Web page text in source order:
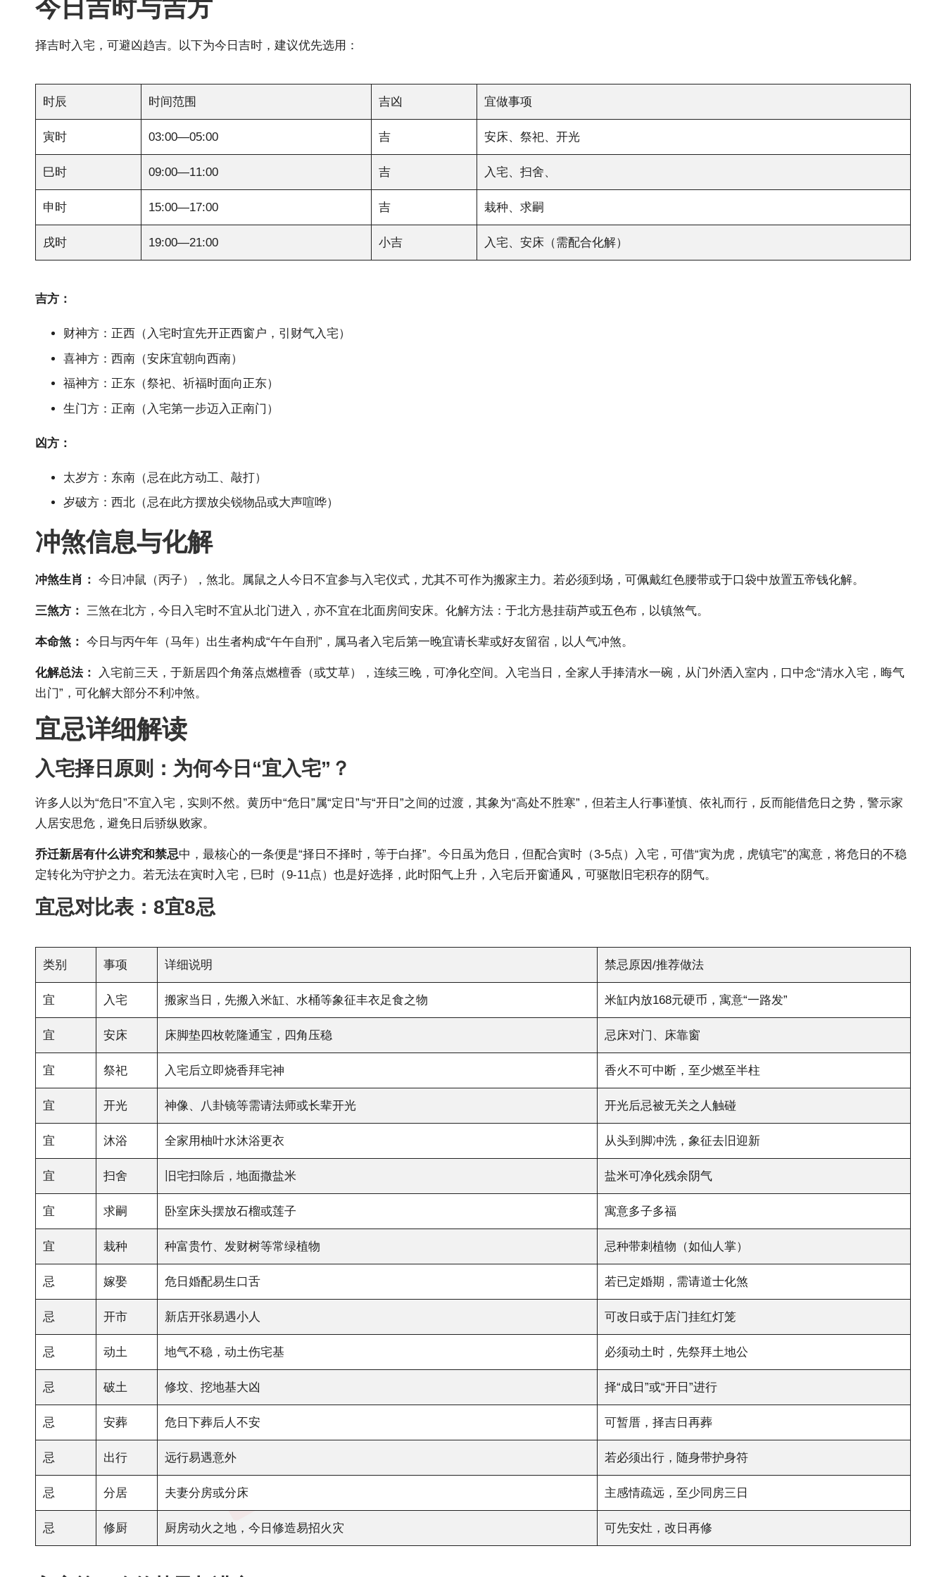
今日吉时与吉方
择吉时入宅，可避凶趋吉。以下为今日吉时，建议优先选用：
时辰 时间范围 吉凶 宜做事项
寅时 03:00—05:00 吉 安床、祭祀、开光
巳时 09:00—11:00 吉 入宅、扫舍、
申时 15:00—17:00 吉 栽种、求嗣
戌时 19:00—21:00 小吉 入宅、安床（需配合化解）
吉方：
财神方：正西（入宅时宜先开正西窗户，引财气入宅）
喜神方：西南（安床宜朝向西南）
福神方：正东（祭祀、祈福时面向正东）
生门方：正南（入宅第一步迈入正南门）
凶方：
太岁方：东南（忌在此方动工、敲打）
岁破方：西北（忌在此方摆放尖锐物品或大声喧哗）
冲煞信息与化解
冲煞生肖 ： 今日冲鼠（丙子），煞北。属鼠之人今日不宜参与入宅仪式，尤其不可作为搬家主力。若必须到场，可佩戴红色腰带或于口袋中放置五帝钱化解。
三煞方： 三煞在北方，今日入宅时不宜从北门进入，亦不宜在北面房间安床。化解方法：于北方悬挂葫芦或五色布，以镇煞气。
本命煞： 今日与丙午年（马年）出生者构成“午午自刑”，属马者入宅后第一晚宜请长辈或好友留宿，以人气冲煞。
化解总法：
入宅前三天，于新居四个角落点燃檀香（或艾草），连续三晚，可净化空间。入宅当日，全家人手捧清水一碗，从门外洒入室内，口中念“清水入宅，晦气
出门”，可化解大部分不利冲煞。
宜忌详细解读
入宅择日原则：为何今日“宜入宅”？
许多人以为“危日”不宜入宅，实则不然。黄历中“危日”属“定日”与“开日”之间的过渡，其象为“高处不胜寒”，但若主人行事谨慎、依礼而行，反而能借危日之势，警示家
人居安思危，避免日后骄纵败家。
乔迁新居有什么讲究和禁忌中，最核心的一条便是“择日不择时，等于白择”。今日虽为危日，但配合寅时（3-5点）入宅，可借“寅为虎，虎镇宅”的寓意，将危日的不稳
定转化为守护之力。若无法在寅时入宅，巳时（9-11点）也是好选择，此时阳气上升，入宅后开窗通风，可驱散旧宅积存的阴气。
宜忌对比表：8宜8忌
类别 事项 详细说明 禁忌原因/推荐做法
宜 入宅 搬家当日，先搬入米缸、水桶等象征丰衣足食之物 米缸内放168元硬币，寓意“一路发”
宜 安床 床脚垫四枚乾隆通宝，四角压稳 忌床对门、床靠窗
宜 祭祀 入宅后立即烧香拜宅神 香火不可中断，至少燃至半柱
宜 开光 神像、八卦镜等需请法师或长辈开光 开光后忌被无关之人触碰
宜 沐浴 全家用柚叶水沐浴更衣 从头到脚冲洗，象征去旧迎新
宜 扫舍 旧宅扫除后，地面撒盐米 盐米可净化残余阴气
宜 求嗣 卧室床头摆放石榴或莲子 寓意多子多福
宜 栽种 种富贵竹、发财树等常绿植物 忌种带刺植物（如仙人掌）
忌 嫁娶 危日婚配易生口舌 若已定婚期，需请道士化煞
忌 开市 新店开张易遇小人 可改日或于店门挂红灯笼
忌 动土 地气不稳，动土伤宅基 必须动土时，先祭拜土地公
忌 破土 修坟、挖地基大凶 择“成日”或“开日”进行
忌 安葬 危日下葬后人不安 可暂厝，择吉日再葬
忌 出行 远行易遇意外 若必须出行，随身带护身符
忌 分居 夫妻分房或分床 主感情疏远，至少同房三日
忌 修厨 厨房动火之地，今日修造易招火灾 可先安灶，改日再修